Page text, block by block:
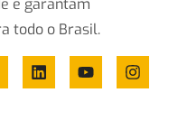
e garantam
todo o Brasil.